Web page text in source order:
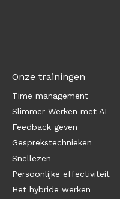
Onze trainingen
Time management
Slimmer Werken met AI
Feedback geven
Gesprekstechnieken
Snellezen
Persoonlijke effectiviteit
Het hybride werken